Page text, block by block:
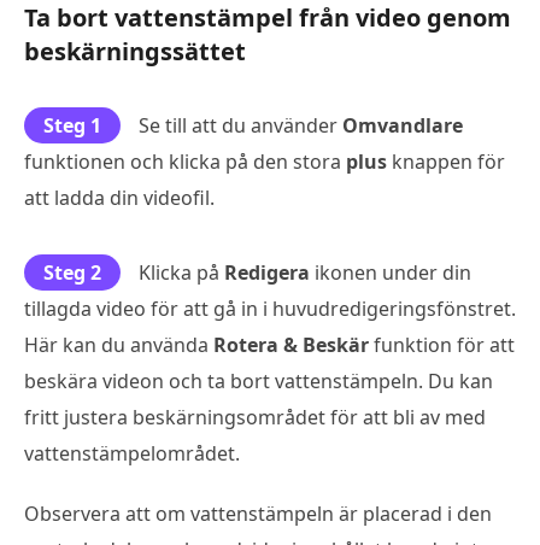
Ta bort vattenstämpel från video genom
beskärningssättet
Steg 1 Se till att du använder Omvandlare
funktionen och klicka på den stora plus knappen för
att ladda din videofil.
Steg 2 Klicka på Redigera ikonen under din
tillagda video för att gå in i huvudredigeringsfönstret.
Här kan du använda Rotera & Beskärfunktion för att
beskära videon och ta bort vattenstämpeln. Du kan
fritt justera beskärningsområdet för att bli av med
vattenstämpelområdet.
Observera att om vattenstämpeln är placerad i den